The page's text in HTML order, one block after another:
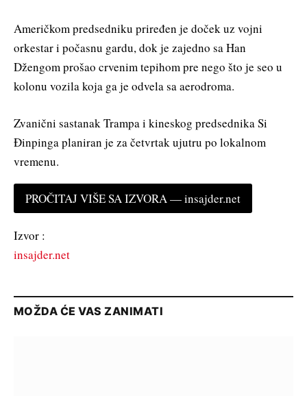
Američkom predsedniku priređen je doček uz vojni
orkestar i počasnu gardu, dok je zajedno sa Han
Džengom prošao crvenim tepihom pre nego što je seo u
kolonu vozila koja ga je odvela sa aerodroma.
Zvanični sastanak Trampa i kineskog predsednika Si
Đinpinga planiran je za četvrtak ujutru po lokalnom
vremenu.
PROČITAJ VIŠE SA IZVORA — insajder.net
Izvor :
insajder.net
MOŽDA ĆE VAS ZANIMATI